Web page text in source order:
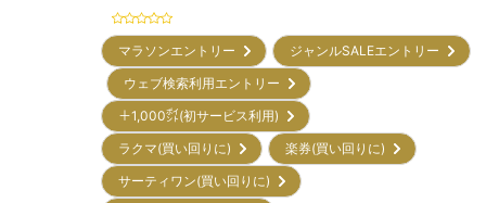
マラソンエントリー
ジャンルSALEエントリー
ウェブ検索利用エントリー
＋1,000㌽(初サービス利用)
ラクマ(買い回りに)
楽券(買い回りに)
サーティワン(買い回りに)